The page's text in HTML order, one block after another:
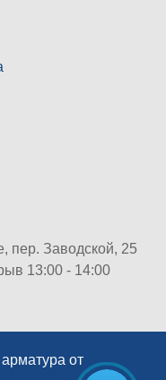
пер. Заводской, 25
13:00 - 14:00
от